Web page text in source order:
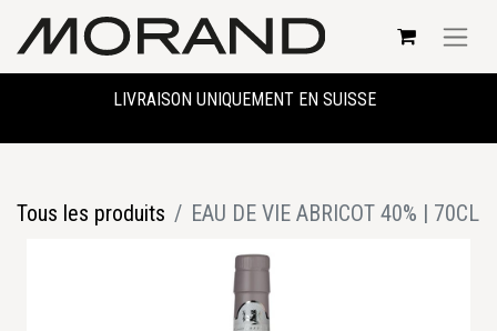
LIVRAISON UNIQUEMENT EN SUISSE
Tous les produits EAU DE VIE ABRICOT 40% | 70CL